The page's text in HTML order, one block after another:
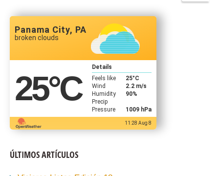
Panama City, PA
broken clouds
25°C
Details
Feels like
25°C
Wind
2.2 m/s
Humidity
90%
Precip
Pressure
1009 hPa
11:28 Aug 8
ÚLTIMOS ARTÍCULOS